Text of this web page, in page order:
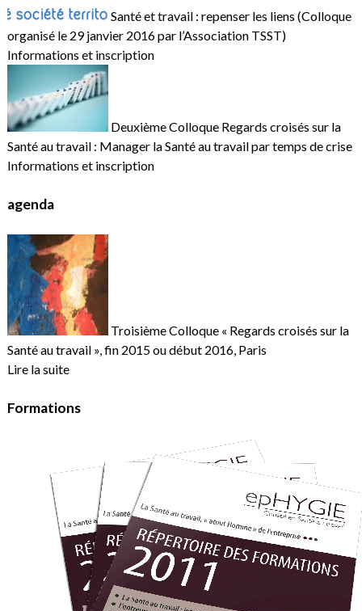
Santé et travail : repenser les liens (Colloque
organisé le 29 janvier 2016 par l’Association TSST)
Informations et inscription
Deuxième Colloque Regards croisés sur la
Santé au travail : Manager la Santé au travail par temps de crise
Informations et inscription
agenda
Troisième Colloque « Regards croisés sur la
Santé au travail », fin 2015 ou début 2016, Paris
Lire la suite
Formations